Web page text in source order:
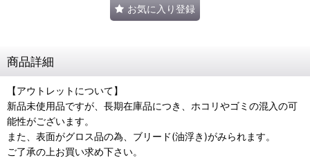
お気に入り登録
商品詳細
【アウトレットについて】
新品未使用品ですが、長期在庫品につき、ホコリやゴミの混入の可
能性がございます。
また、表面がグロス品の為、ブリード(油浮き)がみられます。
ご了承の上お買い求め下さい。